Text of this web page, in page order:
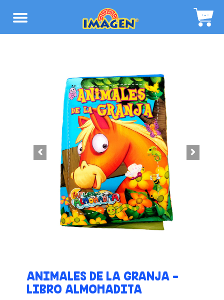
ANIMALES DE LA GRANJA -
LIBRO ALMOHADITA